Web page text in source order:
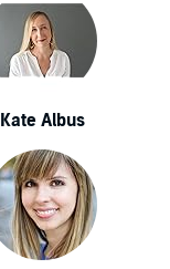
Kate Albus